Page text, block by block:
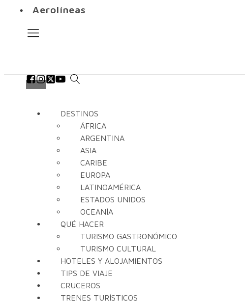
Aerolíneas
DESTINOS
ÁFRICA
ARGENTINA
ASIA
CARIBE
EUROPA
LATINOAMÉRICA
ESTADOS UNIDOS
OCEANÍA
QUÉ HACER
TURISMO GASTRONÓMICO
TURISMO CULTURAL
HOTELES Y ALOJAMIENTOS
TIPS DE VIAJE
CRUCEROS
TRENES TURÍSTICOS